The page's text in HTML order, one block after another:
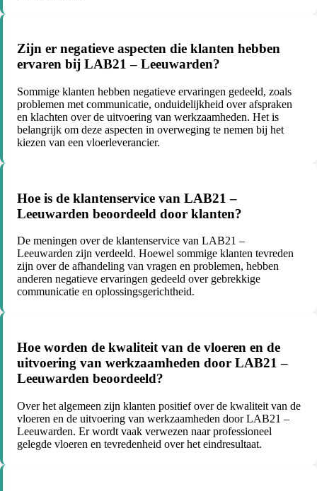
Zijn er negatieve aspecten die klanten hebben
ervaren bij LAB21 – Leeuwarden?
Sommige klanten hebben negatieve ervaringen gedeeld, zoals
problemen met communicatie, onduidelijkheid over afspraken
en klachten over de uitvoering van werkzaamheden. Het is
belangrijk om deze aspecten in overweging te nemen bij het
kiezen van een vloerleverancier.
Hoe is de klantenservice van LAB21 –
Leeuwarden beoordeeld door klanten?
De meningen over de klantenservice van LAB21 –
Leeuwarden zijn verdeeld. Hoewel sommige klanten tevreden
zijn over de afhandeling van vragen en problemen, hebben
anderen negatieve ervaringen gedeeld over gebrekkige
communicatie en oplossingsgerichtheid.
Hoe worden de kwaliteit van de vloeren en de
uitvoering van werkzaamheden door LAB21 –
Leeuwarden beoordeeld?
Over het algemeen zijn klanten positief over de kwaliteit van de
vloeren en de uitvoering van werkzaamheden door LAB21 –
Leeuwarden. Er wordt vaak verwezen naar professioneel
gelegde vloeren en tevredenheid over het eindresultaat.